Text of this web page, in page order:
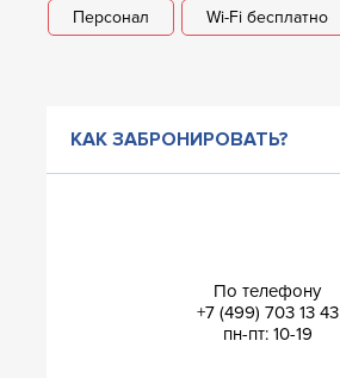
Персонал Wi-Fi бесплатно
КАК ЗАБРОНИРОВАТЬ?
По телефону
+7 (499) 703 13 43
пн-пт: 10-19